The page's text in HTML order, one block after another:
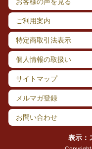
飛騨牛の旨味とポテ
高級ブランド牛【飛騨牛】
欲をそそる炭火焼き肉の香
食べ応えのある太めのポテ
ご利用案内
特定商取引法表示
個人情報の取扱い
サイトマップ
メルマガ登録
お問い合わせ
表示：